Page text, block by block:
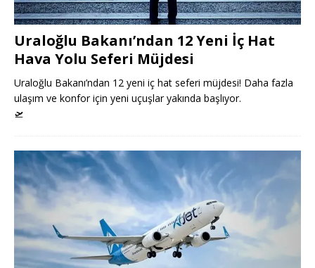
Uraloğlu Bakanı’ndan 12 Yeni İç Hat
Hava Yolu Seferi Müjdesi
Uraloğlu Bakanı’ndan 12 yeni iç hat seferi müjdesi! Daha fazla
ulaşım ve konfor için yeni uçuşlar yakında başlıyor.
🛫